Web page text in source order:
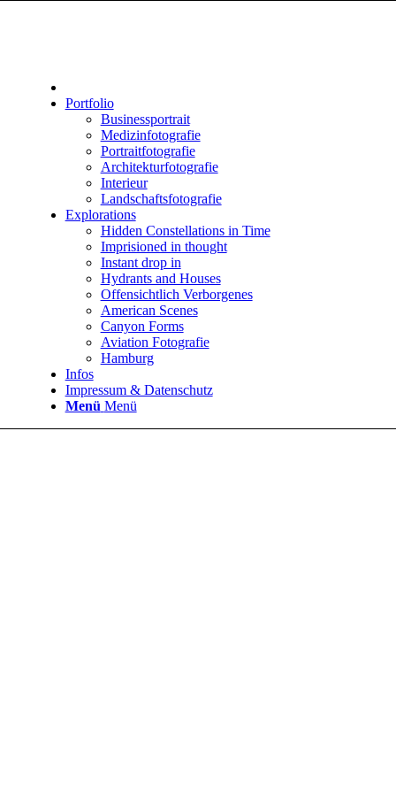
Portfolio
Businessportrait
Medizinfotografie
Portraitfotografie
Architekturfotografie
Interieur
Landschaftsfotografie
Explorations
Hidden Constellations in Time
Imprisioned in thought
Instant drop in
Hydrants and Houses
Offensichtlich Verborgenes
American Scenes
Canyon Forms
Aviation Fotografie
Hamburg
Infos
Impressum & Datenschutz
Menü Menü